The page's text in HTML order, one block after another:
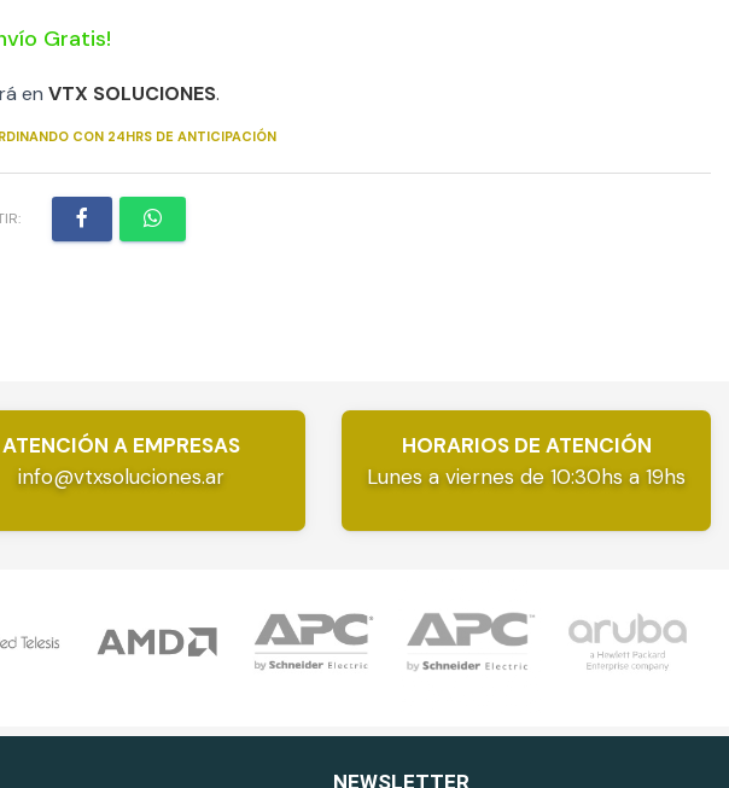
Gratis!
en VTX SOLUCIONES.
CON 24HRS DE ANTICIPACIÓN
ATENCIÓN A EMPRESAS
info@vtxsoluciones.ar
HORARIOS DE ATENCIÓN
Lunes a viernes de 10:30hs a 19hs
NEWSLETTER